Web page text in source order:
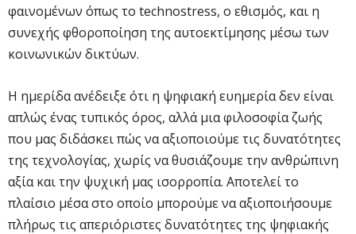
φαινομένων όπως το technostress, ο εθισμός, και η
συνεχής φθοροποίηση της αυτοεκτίμησης μέσω των
κοινωνικών δικτύων.
Η ημερίδα ανέδειξε ότι η ψηφιακή ευημερία δεν είναι
απλώς ένας τυπικός όρος, αλλά μια φιλοσοφία ζωής
που μας διδάσκει πώς να αξιοποιούμε τις δυνατότητες
της τεχνολογίας, χωρίς να θυσιάζουμε την ανθρώπινη
αξία και την ψυχική μας ισορροπία. Αποτελεί το
πλαίσιο μέσα στο οποίο μπορούμε να αξιοποιήσουμε
πλήρως τις απεριόριστες δυνατότητες της ψηφιακής